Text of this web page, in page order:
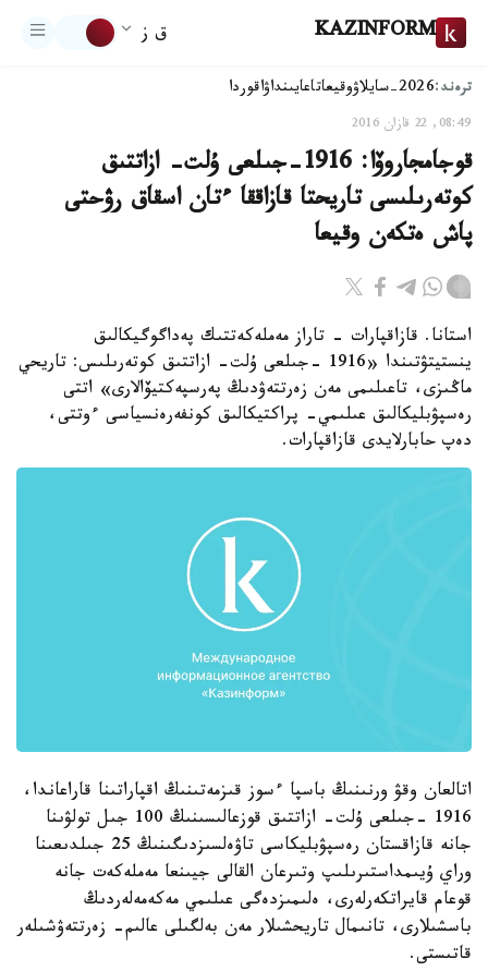
KAZINFORM ق ز
ترەند:2026-سايلاۋ وقيعاتاعايىنداۋاقوردا
08:49, 22 قازان 2016
قوجامجاروۆا: 1916-جىلعى ۇلت- ازاتتىق
كوتەرىلىسى تاريحتا قازاققا ءتان اسقاق رۋحتى
پاش ەتكەن وقيعا
استانا. قازاقپارات - تاراز مەملەكەتتىك پەداگوگيكالىق
ينستيتۋتىندا «1916 -جىلعى ۇلت- ازاتتىق كوتەرىلىس: تاريحي
ماڭىزى، تاعىلىمى مەن زەرتتەۋدىڭ پەرسپەكتيۆالارى» اتتى
رەسپۋبليكالىق عىلىمي- پراكتيكالىق كونفەرەنسياسى ءوتتى،
دەپ حابارلايدى قازاقپارات.
اتالعان وقۋ ورنىنىڭ باسپا ءسوز قىزمەتىنىڭ اقپاراتىنا قاراعاندا،
1916 -جىلعى ۇلت- ازاتتىق قوزعالىسىنىڭ 100 جىل تولۋىنا
جانە قازاقستان رەسپۋبليكاسى تاۋەلسىزدىگىنىڭ 25 جىلدىعىنا
وراي ۇيىمداستىرىلىپ وتىرعان القالى جيىنعا مەملەكەت جانە
قوعام قايراتكەرلەرى، ەلىمىزدەگى عىلىمي مەكەمەلەردىڭ
باسشىلارى، تانىمال تاريحشىلار مەن بەلگىلى عالىم- زەرتتەۋشىلەر
قاتىستى.